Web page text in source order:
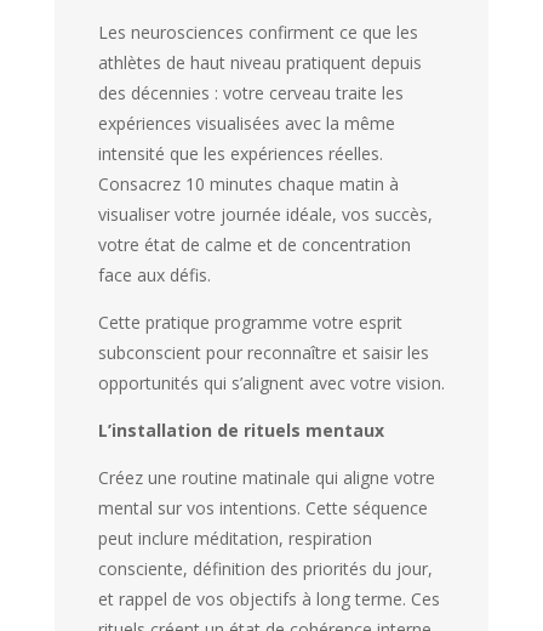
Les neurosciences confirment ce que les
athlètes de haut niveau pratiquent depuis
des décennies : votre cerveau traite les
expériences visualisées avec la même
intensité que les expériences réelles.
Consacrez 10 minutes chaque matin à
visualiser votre journée idéale, vos succès,
votre état de calme et de concentration
face aux défis.
Cette pratique programme votre esprit
subconscient pour reconnaître et saisir les
opportunités qui s’alignent avec votre vision.
L’installation de rituels mentaux
Créez une routine matinale qui aligne votre
mental sur vos intentions. Cette séquence
peut inclure méditation, respiration
consciente, définition des priorités du jour,
et rappel de vos objectifs à long terme. Ces